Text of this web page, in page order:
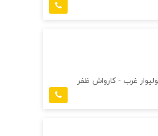
غرب - کارواش ظفر